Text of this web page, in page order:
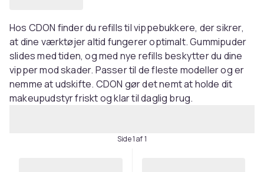
Hos CDON finder du refills til vippebukkere, der sikrer,
at dine værktøjer altid fungerer optimalt. Gummipuder
slides med tiden, og med nye refills beskytter du dine
vipper mod skader. Passer til de fleste modeller og er
nemme at udskifte. CDON gør det nemt at holde dit
makeupudstyr friskt og klar til daglig brug.
Side 1 af 1